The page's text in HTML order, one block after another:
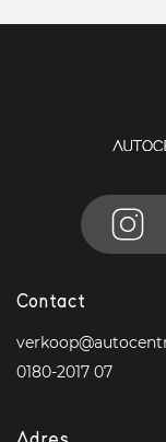
Contact
0180-2017 07